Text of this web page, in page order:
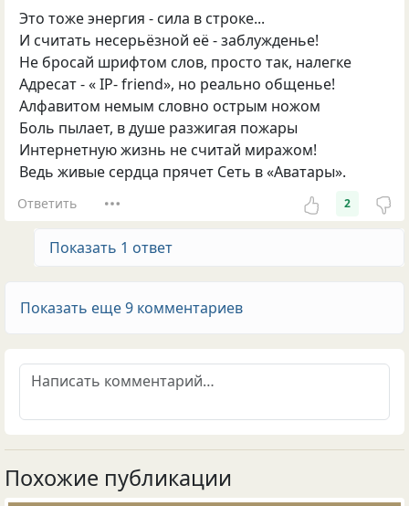
Это тоже энергия - сила в строке...
И считать несерьёзной её - заблужденье!
Не бросай шрифтом слов, просто так, налегке
Адресат - « IP- friend», но реально общенье!
Алфавитом немым словно острым ножом
Боль пылает, в душе разжигая пожары
Интернетную жизнь не считай миражом!
Ведь живые сердца прячет Сеть в «Аватары».
Ответить 2
Показать 1 ответ
Показать еще 9 комментариев
Похожие публикации